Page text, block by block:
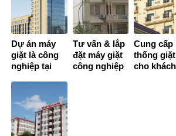
Dự án máy
giặt là công
nghiệp tại
Summer 2
Tư vấn & lắp
đặt máy giặt
công nghiệp
Cung cấp
thống
cho khách